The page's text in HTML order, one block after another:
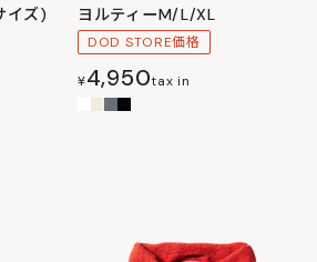
イズ) ヨルティーM/L/XL
DOD STORE価格
¥4,950tax in